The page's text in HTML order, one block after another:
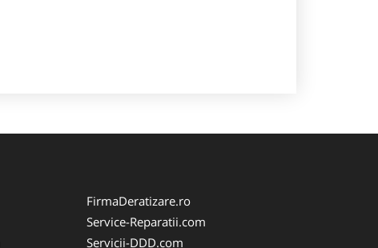
FirmaDeratizare.ro
Service-Reparatii.com
Servicii-DDD.com